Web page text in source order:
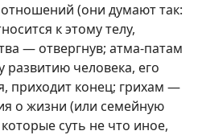
(они думают так:
к этому телу,
— отвергнув; атма-патам
человека, его
приходит конец; грихам —
о жизни (или семейную
суть не что иное,